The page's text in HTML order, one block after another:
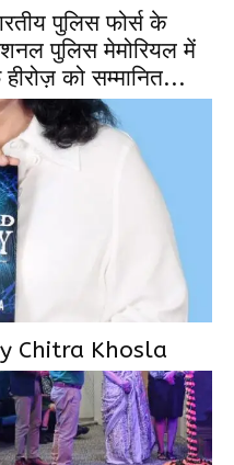
पुलिस फोर्स के
पुलिस मेमोरियल में
को सम्मानित...
Chitra Khosla